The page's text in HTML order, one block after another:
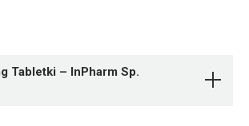
Tabletki – InPharm Sp.